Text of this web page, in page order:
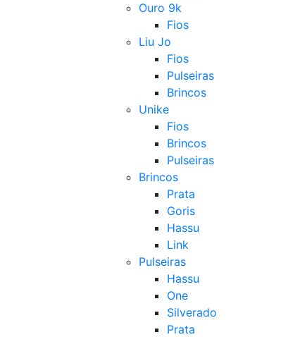
Ouro 9k
Fios
Liu Jo
Fios
Pulseiras
Brincos
Unike
Fios
Brincos
Pulseiras
Brincos
Prata
Goris
Hassu
Link
Pulseiras
Hassu
One
Silverado
Prata